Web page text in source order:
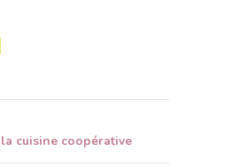
cuisine coopérative